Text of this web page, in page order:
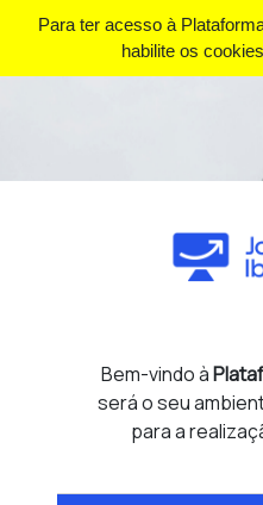
Para ter acesso à
habilite os
Bem-vindo à
será o seu
para a